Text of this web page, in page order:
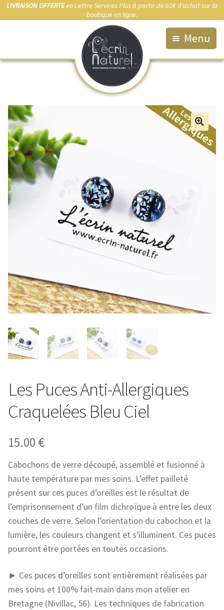
LIVRAISON OFFERTEen Lettre Services Plus à partir de 60€ d'achat sur la
boutique en ligne.
Menu
Accueil
La Boutique
Fabrication artisanale
Démarche éco-responsable
Bijou sur-mesure
Marchés & Points de vente
Anti-allergies
Entretien de votre bijou
Contact
🔍
Les Puces Anti-Allergiques
Craquelées Bleu Ciel
15.00 €
Cabochons de verre découpé, assemblé et fusionné à
haute température par mes soins. L’effet pailleté
présent sur ces puces d’oreilles est le résultat de
l’emprisonnement d’un film dichroïque à entre les deux
couches de verre. Selon l’orientation du cabochon et la
lumière, les couleurs changent et s’illuminent. Ces puces
pourront être portées en toutes occasions.
► Ces puces d’oreilles sont entièrement réalisées par
mes soins et 100% fait-main dans mon atelier en
Bretagne (Nivillac, 56). Les techniques de fabrication